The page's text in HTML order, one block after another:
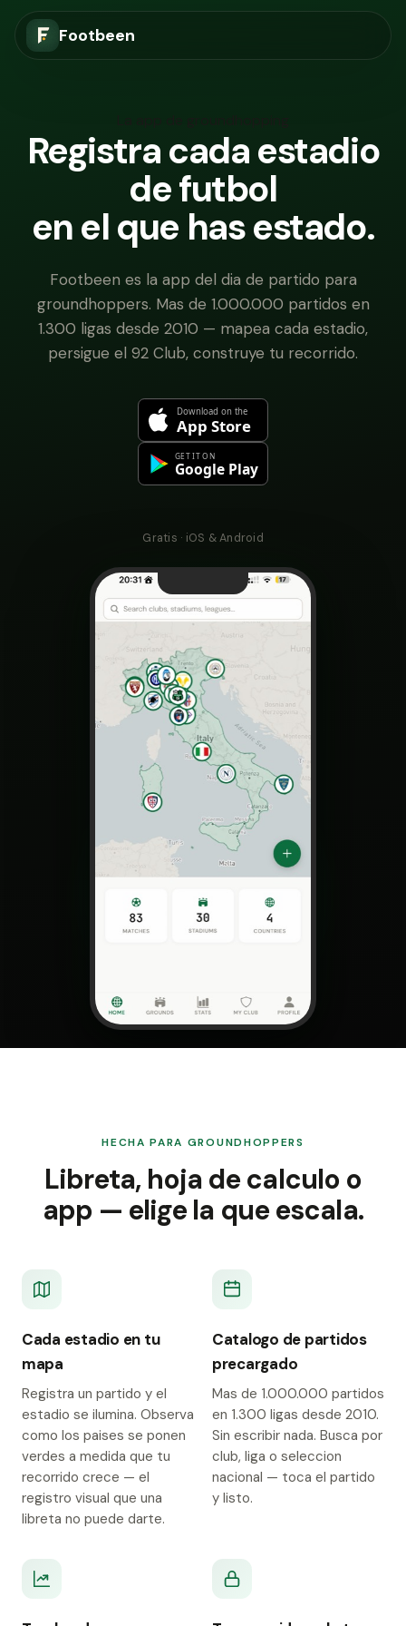
Footbeen
Registra cada estadio
de futbol
en el que has estado.
Footbeen es la app del dia de partido para
groundhoppers. Mas de 1.000.000 partidos en
1.300 ligas desde 2010 — mapea cada estadio,
persigue el 92 Club, construye tu recorrido.
Gratis · iOS & Android
HECHA PARA GROUNDHOPPERS
Libreta, hoja de calculo o
app — elige la que escala.
Cada estadio en tu
mapa
Registra un partido y el
estadio se ilumina. Observa
como los paises se ponen
verdes a medida que tu
recorrido crece — el
registro visual que una
libreta no puede darte.
Catalogo de partidos
precargado
Mas de 1.000.000 partidos
en 1.300 ligas desde 2010.
Sin escribir nada. Busca por
club, liga o seleccion
nacional — toca el partido
y listo.